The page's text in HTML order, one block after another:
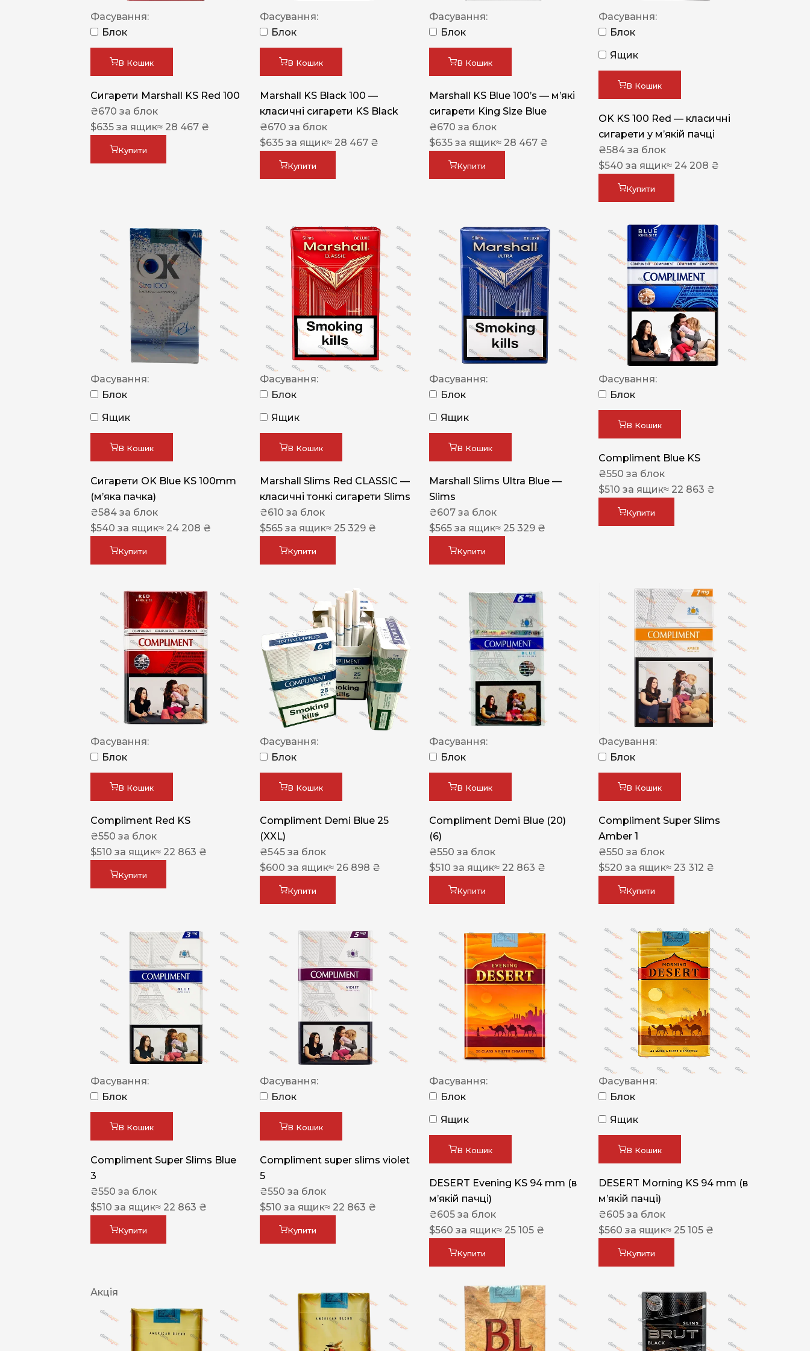
Leana
ASTRU
De Santis
MONUS
NERO
NERO
Гуцульскі
Italian Blend 821
OSCAR
Cigaronne
Фасування:
Блок
В Кошик
Сигарети Marshall KS Red 100
₴670 за блок
$635 за ящик≈ 28 467 ₴
Купити
Фасування:
Блок
В Кошик
Marshall KS Black 100 —
класичні сигарети KS Black
₴670 за блок
$635 за ящик≈ 28 467 ₴
Купити
Фасування:
Блок
В Кошик
Marshall KS Blue 100’s — м’які
сигарети King Size Blue
₴670 за блок
$635 за ящик≈ 28 467 ₴
Купити
Фасування:
Блок
Ящик
В Кошик
OK KS 100 Red — класичні
сигарети у м’якій пачці
₴584 за блок
$540 за ящик≈ 24 208 ₴
Купити
Фасування:
Блок
Ящик
В Кошик
Сигарети OK Blue KS 100mm
(м’яка пачка)
₴584 за блок
$540 за ящик≈ 24 208 ₴
Купити
Фасування:
Блок
Ящик
В Кошик
Marshall Slims Red CLASSIC —
класичні тонкі сигарети Slims
₴610 за блок
$565 за ящик≈ 25 329 ₴
Купити
Фасування:
Блок
Ящик
В Кошик
Marshall Slims Ultra Blue —
Slims
₴607 за блок
$565 за ящик≈ 25 329 ₴
Купити
Фасування:
Блок
В Кошик
Compliment Blue KS
₴550 за блок
$510 за ящик≈ 22 863 ₴
Купити
Фасування:
Блок
В Кошик
Compliment Red KS
₴550 за блок
$510 за ящик≈ 22 863 ₴
Купити
Фасування:
Блок
В Кошик
Compliment Demi Blue 25
(XXL)
₴545 за блок
$600 за ящик≈ 26 898 ₴
Купити
Фасування:
Блок
В Кошик
Compliment Demi Blue (20)
(6)
₴550 за блок
$510 за ящик≈ 22 863 ₴
Купити
Фасування:
Блок
В Кошик
Compliment Super Slims
Amber 1
₴550 за блок
$520 за ящик≈ 23 312 ₴
Купити
Фасування:
Блок
В Кошик
Compliment Super Slims Blue
3
₴550 за блок
$510 за ящик≈ 22 863 ₴
Купити
Фасування:
Блок
В Кошик
Compliment super slims violet
5
₴550 за блок
$510 за ящик≈ 22 863 ₴
Купити
Фасування:
Блок
Ящик
В Кошик
DESERT Evening KS 94 mm (в
мʼякій пачці)
₴605 за блок
$560 за ящик≈ 25 105 ₴
Купити
Фасування:
Блок
Ящик
В Кошик
DESERT Morning KS 94 mm (в
мʼякій пачці)
₴605 за блок
$560 за ящик≈ 25 105 ₴
Купити
Акція